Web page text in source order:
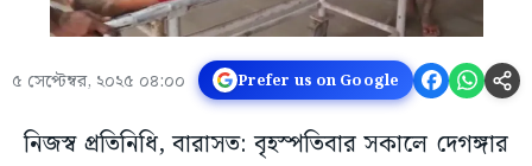
৫ সেপ্টেম্বর, ২০২৫ ০৪:০০ Prefer us on Google
নিজস্ব প্রতিনিধি, বারাসত: বৃহস্পতিবার সকালে দেগঙ্গার